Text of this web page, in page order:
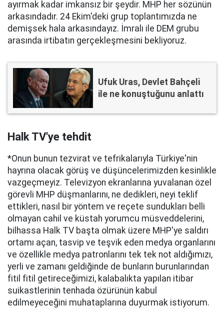
ayırmak kadar imkansız bir şeydir. MHP her sözünün
arkasındadır. 24 Ekim'deki grup toplantımızda ne
demişsek hala arkasındayız. İmralı ile DEM grubu
arasında irtibatın gerçekleşmesini bekliyoruz.
Ufuk Uras, Devlet Bahçeli
ile ne konuştuğunu anlattı
Halk TV'ye tehdit
*Onun bunun tezvirat ve tefrikalarıyla Türkiye'nin
hayrına olacak görüş ve düşüncelerimizden kesinlikle
vazgeçmeyiz. Televizyon ekranlarına yuvalanan özel
görevli MHP düşmanlarını, ne dedikleri, neyi teklif
ettikleri, nasıl bir yöntem ve reçete sundukları belli
olmayan cahil ve küstah yorumcu müsveddelerini,
bilhassa Halk TV başta olmak üzere MHP'ye saldırı
ortamı açan, tasvip ve teşvik eden medya organlarını
ve özellikle medya patronlarını tek tek not aldığımızı,
yerli ve zamanı geldiğinde de bunların burunlarından
fitil fitil getireceğimizi, kalabalıkta yapılan itibar
suikastlerinin tenhada özürünün kabul
edilmeyeceğini muhataplarına duyurmak istiyorum.